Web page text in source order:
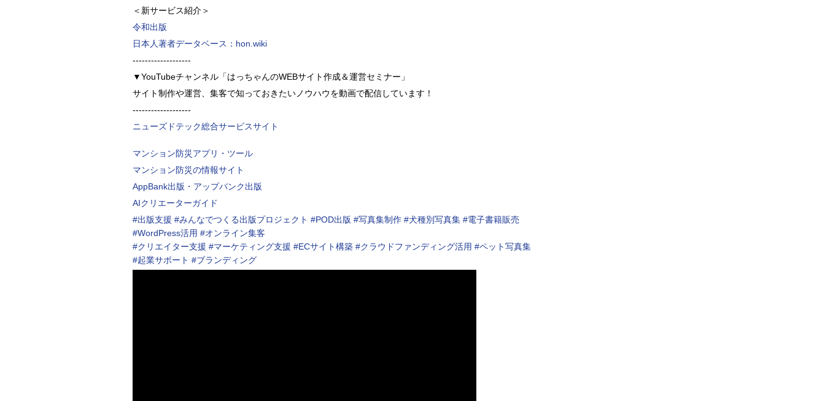
＜新サービス紹介＞
令和出版
日本人著者データベース：hon.wiki
-------------------
▼YouTubeチャンネル「はっちゃんのWEBサイト作成＆運営セミナー」
サイト制作や運営、集客で知っておきたいノウハウを動画で配信しています！
-------------------
ニューズドテック総合サービスサイト
マンション防災アプリ・ツール
マンション防災の情報サイト
AppBank出版・アップバンク出版
AIクリエーターガイド
#出版支援 #みんなでつくる出版プロジェクト #POD出版 #写真集制作 #犬種別写真集 #電子書籍販売
#WordPress活用 #オンライン集客
#クリエイター支援 #マーケティング支援 #ECサイト構築 #クラウドファンディング活用 #ペット写真集
#起業サポート #ブランディング